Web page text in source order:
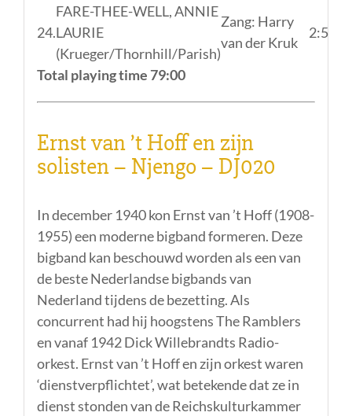
24.
FARE-THEE-WELL, ANNIE
LAURIE
(Krueger/Thornhill/Parish)
Zang: Harry
van der Kruk
2:50
Total playing time 79:00
Ernst van ’t Hoff en zijn
solisten – Njengo – DJ020
In december 1940 kon Ernst van ’t Hoff (1908-
1955) een moderne bigband formeren. Deze
bigband kan beschouwd worden als een van
de beste Nederlandse bigbands van
Nederland tijdens de bezetting. Als
concurrent had hij hoogstens The Ramblers
en vanaf 1942 Dick Willebrandts Radio-
orkest. Ernst van ’t Hoff en zijn orkest waren
‘dienstverpflichtet’, wat betekende dat ze in
dienst stonden van de Reichskulturkammer